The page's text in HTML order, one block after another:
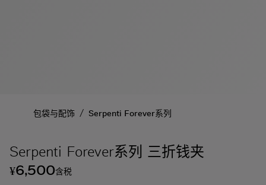
包袋与配饰 / Serpenti Forever系列
Serpenti Forever系列 三折钱夹
¥6,500含税